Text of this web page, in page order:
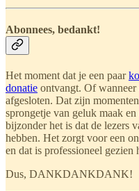
Abonnees, bedankt!
Het moment dat je een paar
donatie ontvangt. Of wanneer
afgesloten. Dat zijn
sprongetje van geluk maak
bijzonder het is dat de lezers
hebben. Het zorgt voor een
en dat is professioneel gezien
Dus, DANKDANKDANK!